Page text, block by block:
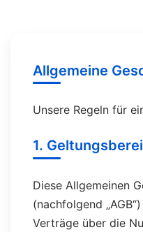
Allgemeine
Unsere Regeln für
1.
Diese Allgemeinen
(nachfolgend
Verträge über die